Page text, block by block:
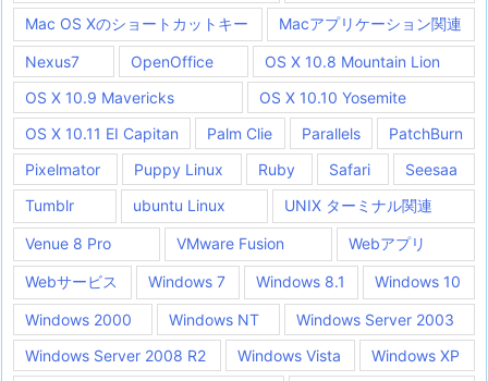
Mac OS Xのショートカットキー
Macアプリケーション関連
Nexus7 OpenOffice
OS X 10.8 Mountain Lion
OS X 10.9 Mavericks
OS X 10.10 Yosemite
OS X 10.11 EI Capitan
Palm Clie Parallels
PatchBurn
Pixelmator
Puppy Linux Ruby Safari
Seesaa
Tumblr
ubuntu Linux UNIX ターミナル関連
Venue 8 Pro VMware Fusion Webアプリ
Webサービス Windows 7 Windows 8.1 Windows 10
Windows 2000 Windows NT
Windows Server 2003
Windows Server 2008 R2
Windows Vista
Windows XP